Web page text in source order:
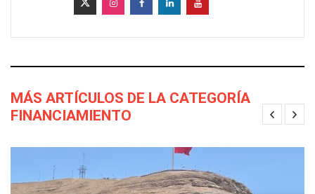
MÁS ARTÍCULOS DE LA CATEGORÍA
FINANCIAMIENTO